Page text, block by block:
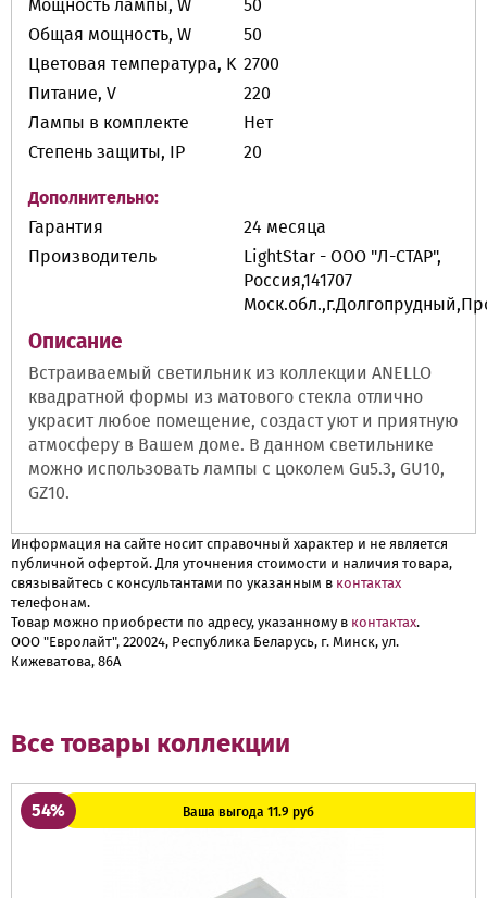
Мощность лампы, W
50
Общая мощность, W
50
Цветовая температура, K 2700
Питание, V
220
Лампы в комплекте
Нет
Степень защиты, IP
20
Дополнительно:
Гарантия
24 месяца
Производитель
LightStar - ООО "Л-СТАР",
Россия,141707
Описание
Встраиваемый светильник из коллекции ANELLO
квадратной формы из матового стекла отлично
украсит любое помещение, создаст уют и приятную
атмосферу в Вашем доме. В данном светильнике
можно использовать лампы с цоколем Gu5.3, GU10,
GZ10.
Информация на сайте носит справочный характер и не является
публичной офертой. Для уточнения стоимости и наличия товара,
связывайтесь с консультантами по указанным в контактах
телефонам.
Товар можно приобрести по адресу, указанному в контактах.
ООО "Евролайт", 220024, Республика Беларусь, г. Минск, ул.
Кижеватова, 86А
Все товары коллекции
54% Ваша выгода 11.9 руб